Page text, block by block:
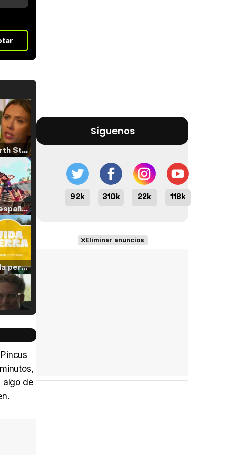
Tráiler 'North Star' (2023)
Tráiler en español de 'La isla olvidada'
Tráiler 'Vida perra' (2026)
Tráiler en español 'Outcome' (2026)
algo de
Síguenos
92k 310k 22k 118k
Eliminar anuncios